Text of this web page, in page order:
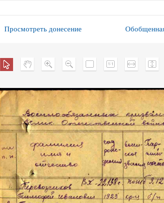
Просмотреть донесение